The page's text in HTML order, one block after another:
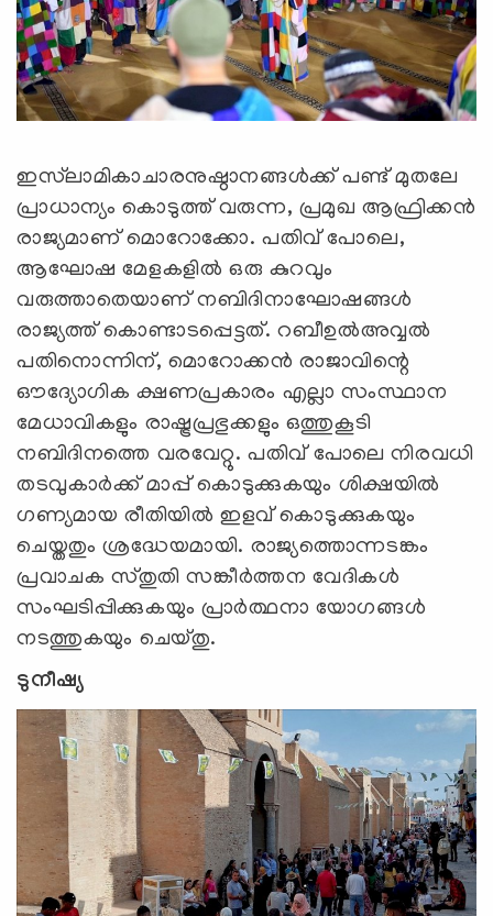
ഇസ്‍ലാമികാചാരനുഷ്ഠാനങ്ങൾക്ക് പണ്ട് മുതലേ
പ്രാധാന്യം കൊടുത്ത് വരുന്ന, പ്രമുഖ ആഫ്രിക്കൻ
രാജ്യമാണ് മൊറോക്കോ. പതിവ് പോലെ,
ആഘോഷ മേളകളിൽ ഒരു കുറവും
വരുത്താതെയാണ് നബിദിനാഘോഷങ്ങൾ
രാജ്യത്ത് കൊണ്ടാടപ്പെട്ടത്. റബീഉല്‍അവ്വല്‍
പതിനൊന്നിന്, മൊറോക്കൻ രാജാവിന്റെ
ഔദ്യോഗിക ക്ഷണപ്രകാരം എല്ലാ സംസ്ഥാന
മേധാവികളും രാഷ്ട്രപ്രഭുക്കളും ഒത്തുകൂടി
നബിദിനത്തെ വരവേറ്റു. പതിവ് പോലെ നിരവധി
തടവുകാര്‍ക്ക് മാപ്പ് കൊടുക്കുകയും ശിക്ഷയിൽ
ഗണ്യമായ രീതിയിൽ ഇളവ് കൊടുക്കുകയും
ചെയ്തതും ശ്രദ്ധേയമായി. രാജ്യത്തൊന്നടങ്കം
പ്രവാചക സ്തുതി സങ്കീർത്തന വേദികൾ
സംഘടിപ്പിക്കുകയും പ്രാർത്ഥനാ യോഗങ്ങൾ
നടത്തുകയും ചെയ്തു.
ടുനീഷ്യ